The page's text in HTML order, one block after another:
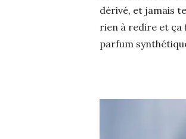
dérivé, et jamais
rien à redire et ça
parfum